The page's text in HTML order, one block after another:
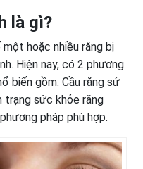
là gì?
hoặc nhiều răng bị
Hiện nay, có 2 phương
biến gồm: Cầu răng sứ
trạng sức khỏe răng
pháp phù hợp.